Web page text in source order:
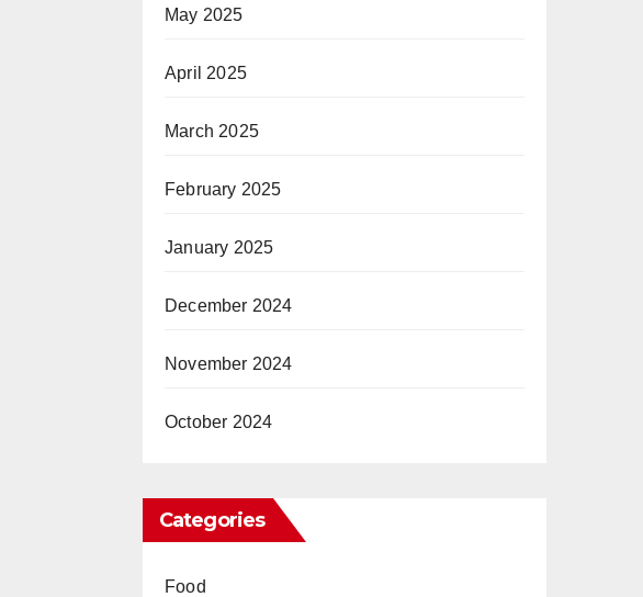
May 2025
April 2025
March 2025
February 2025
January 2025
December 2024
November 2024
October 2024
Categories
Food